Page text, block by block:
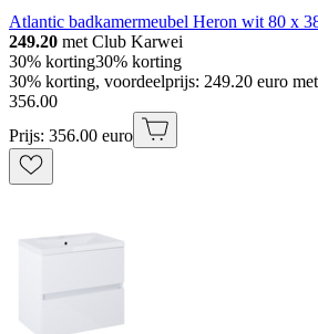
Atlantic badkamermeubel Heron wit 80 x
249.20 met Club Karwei
30% korting30% korting
30% korting, voordeelprijs: 249.20 euro
356.00
Prijs: 356.00 euro